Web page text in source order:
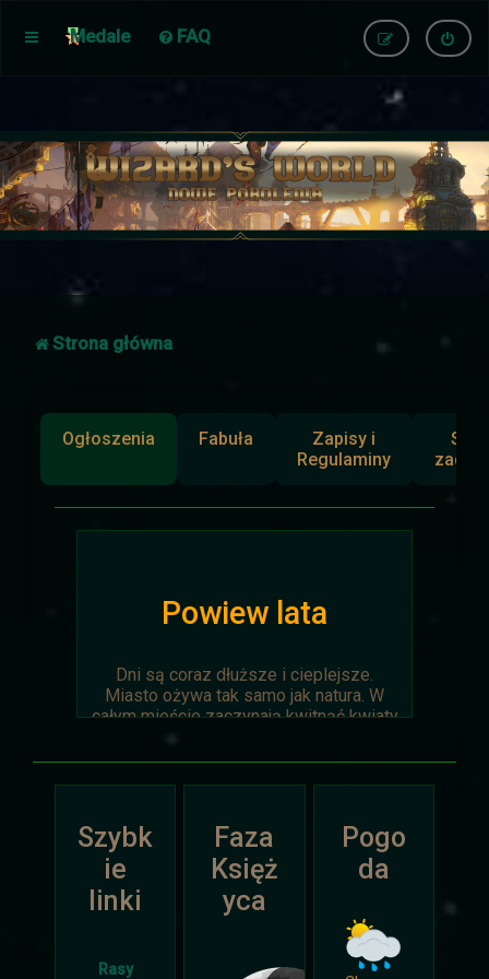
Medale FAQ
Strona główna
Ogłoszenia Fabuła
Zapisy i
Regulaminy
Powiew lata
Dni są coraz dłuższe i cieplejsze.
Miasto ożywa tak samo jak natura. W
całym mieście zaczynają kwitnąć kwiaty
na ziemi jak i te na drzewach.
niej udział niech napisze do
Dariusza.
Otrzyma mały upominek.
Atak Zimy i Święta
Szybk
ie
linki
Rasy
Faza
Księż
yca
Pogo
da